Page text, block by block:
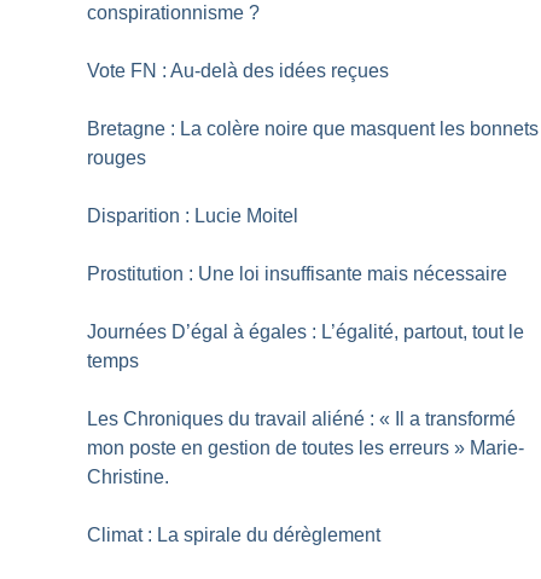
conspirationnisme ?
Vote FN : Au-delà des idées reçues
Bretagne : La colère noire que masquent les bonnets
rouges
Disparition : Lucie Moitel
Prostitution : Une loi insuffisante mais nécessaire
Journées D’égal à égales : L’égalité, partout, tout le
temps
Les Chroniques du travail aliéné : «
Il a transformé
mon poste en gestion de toutes les erreurs » Marie-
Christine.
Climat : La spirale du dérèglement